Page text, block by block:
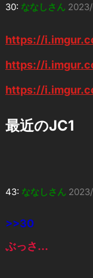
30: ななしさん
https://
https://
https://
最近のJC1
43: ななしさん
>>30
ぶっさ…